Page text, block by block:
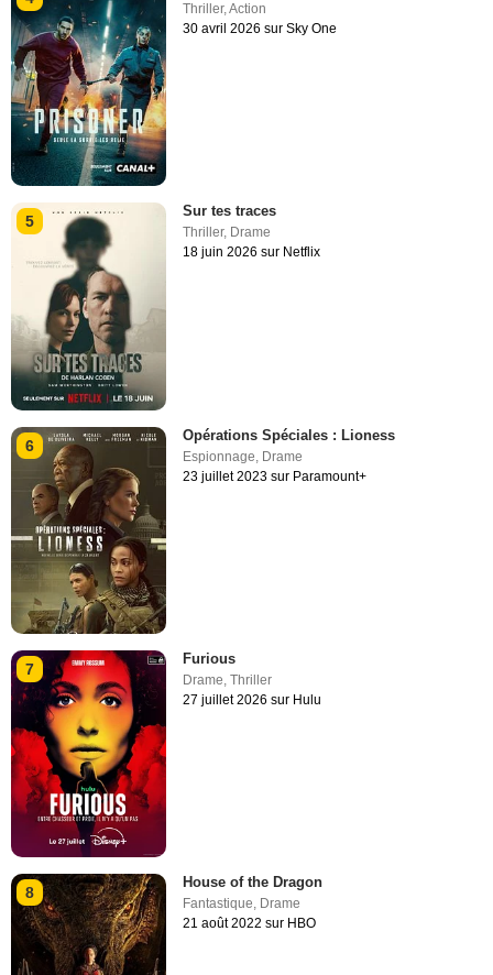
Thriller,Action
30 avril 2026 sur Sky One
5
Sur tes traces
Thriller, Drame
18 juin 2026 sur Netflix
6
Opérations Spéciales : Lioness
Espionnage Drame
23 juillet 2023 sur Paramount+
7
Furious
Drame,Thriller
27 juillet 2026 sur Hulu
8
House of the Dragon
Fantastique, Drame
21 août 2022 sur HBO